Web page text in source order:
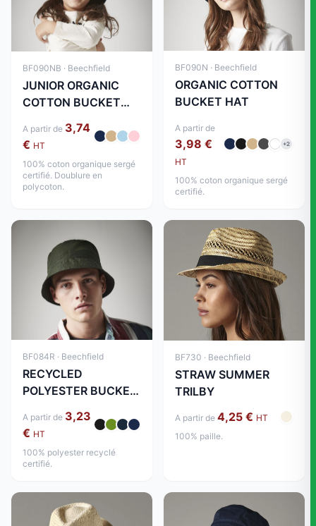
BF090NB · Beechfield
JUNIOR ORGANIC
COTTON BUCKET
A partir de 3,74
€ HT
100% coton organique sergé
certifié. Doublure en
polycoton.
BF090N · Beechfield
ORGANIC COTTON
BUCKET HAT
A partir de
3,98 €
HT
+2
100% coton organique sergé
certifié.
BF084R · Beechfield
RECYCLED
POLYESTER BUCKET
A partir de 3,23
€ HT
100% polyester recyclé
certifié.
BF730 · Beechfield
STRAW SUMMER
TRILBY
A partir de 4,25 € HT
100% paille.